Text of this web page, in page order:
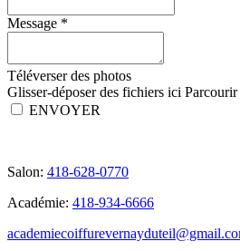
Message *
Téléverser des photos
Glisser-déposer des fichiers ici
ENVOYER
Salon: 418-628-0770
Académie: 418-934-6666